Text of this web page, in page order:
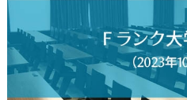
23. 匿名 2014/11/07(金) 21:30:43
長沢まさみは良くも悪